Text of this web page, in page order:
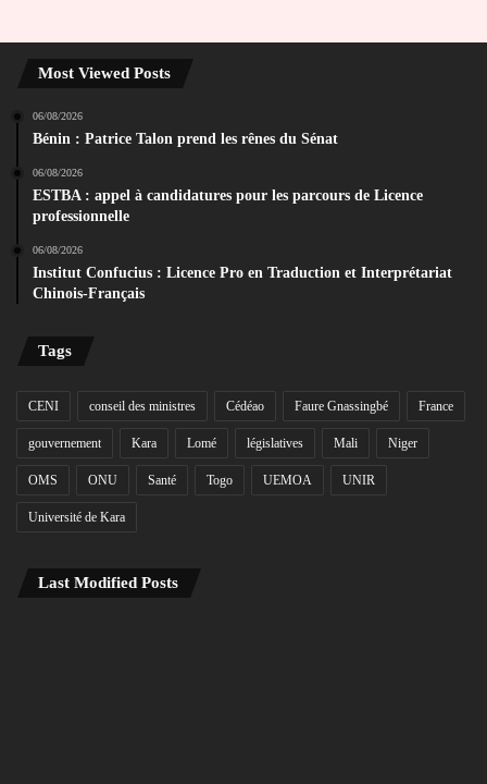
Most Viewed Posts
06/08/2026
Bénin : Patrice Talon prend les rênes du Sénat
06/08/2026
ESTBA : appel à candidatures pour les parcours de Licence
professionnelle
06/08/2026
Institut Confucius : Licence Pro en Traduction et Interprétariat
Chinois-Français
Tags
CENI conseil des ministres Cédéao Faure Gnassingbé France
gouvernement Kara Lomé législatives Mali Niger
OMS ONU Santé Togo UEMOA UNIR
Université de Kara
Last Modified Posts